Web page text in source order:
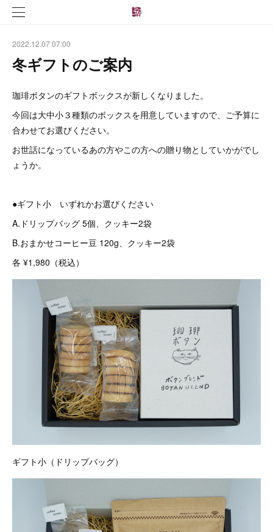
2022.12.07 07:00
冬ギフトのご案内
珈琲ボタンのギフトボックスが新しくなりました。
今回は大中小３種類のボックスを用意していますので、ご予算に
合わせてお選びください。
お世話になっているあの方やこの方への贈り物としていかがでし
ょうか。
●ギフト小 いずれかお選びください
A.ドリップバッグ 5個、クッキー2袋
B.おまかせコーヒー豆 120g、クッキー2袋
各 ¥1,980（税込）
ギフト小（ドリップバッグ）